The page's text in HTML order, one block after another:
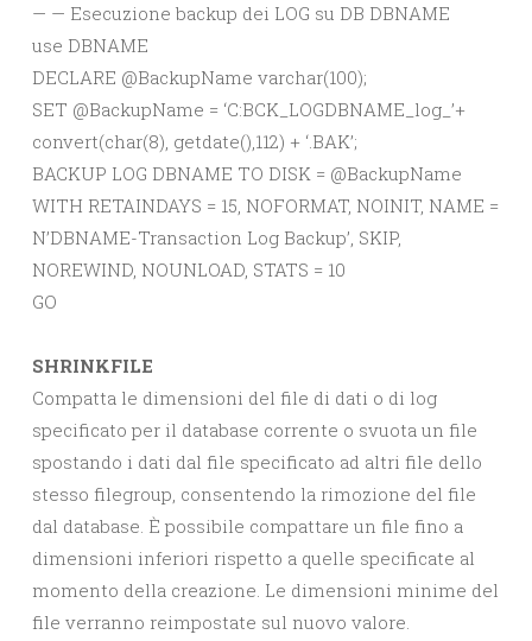
— — Esecuzione backup dei LOG su DB DBNAME
use DBNAME
DECLARE @BackupName varchar(100);
SET @BackupName = ‘C:BCK_LOGDBNAME_log_’+
convert(char(8), getdate(),112) + ‘.BAK’;
BACKUP LOG DBNAME TO DISK = @BackupName
WITH RETAINDAYS = 15, NOFORMAT, NOINIT, NAME =
N’DBNAME-Transaction Log Backup’, SKIP,
NOREWIND, NOUNLOAD, STATS = 10
GO
SHRINKFILE
Compatta le dimensioni del file di dati o di log
specificato per il database corrente o svuota un file
spostando i dati dal file specificato ad altri file dello
stesso filegroup, consentendo la rimozione del file
dal database. È possibile compattare un file fino a
dimensioni inferiori rispetto a quelle specificate al
momento della creazione. Le dimensioni minime del
file verranno reimpostate sul nuovo valore.